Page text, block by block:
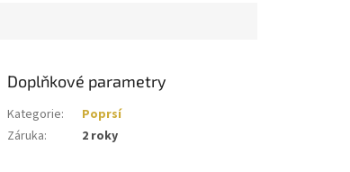
Doplňkové parametry
Kategorie:
Poprsí
Záruka: 2 roky